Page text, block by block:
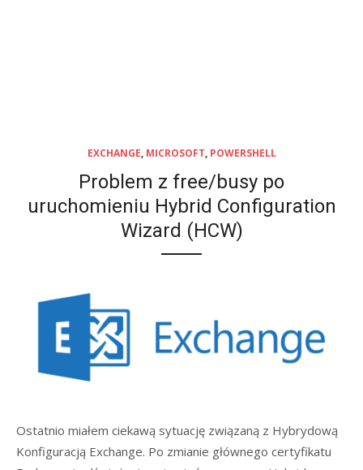
EXCHANGE, MICROSOFT, POWERSHELL
Problem z free/busy po
uruchomieniu Hybrid Configuration
Wizard (HCW)
Ostatnio miałem ciekawą sytuację związaną z Hybrydową
Konfiguracją Exchange. Po zmianie głównego certyfikatu